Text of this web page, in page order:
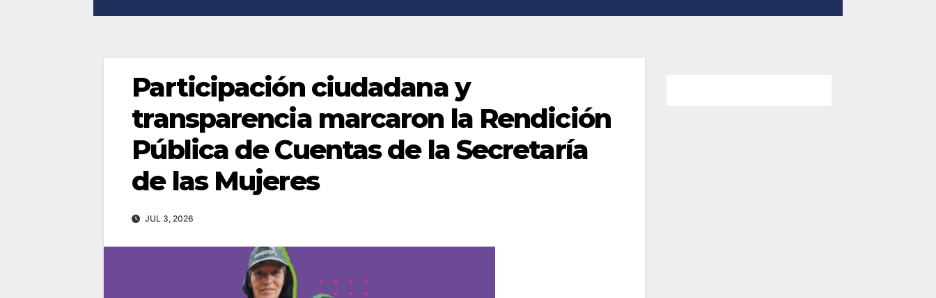
Participación ciudadana y
transparencia marcaron la Rendición
Pública de Cuentas de la Secretaría
de las Mujeres
JUL 3, 2026